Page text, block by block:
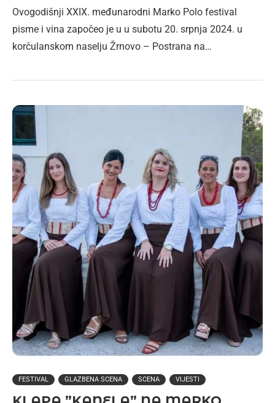
Ovogodišnji XXIX. međunarodni Marko Polo festival
pisme i vina započeo je u u subotu 20. srpnja 2024. u
korčulanskom naselju Žrnovo – Postrana na…
FESTIVAL GLAZBENA SCENA SCENA VIJESTI